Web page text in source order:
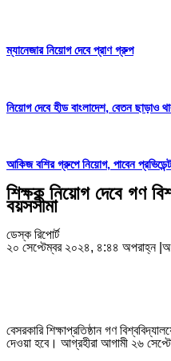
ম্যানেজার নিয়োগ দেবে প্রাণ গ্রুপ
নিয়োগ দেবে হীড বাংলাদেশ, বেতন ছাড়াও
আকিজ বশির গ্রুপে নিয়োগ, পাবেন
শিক্ষক নিয়োগ দেবে গণ
বয়সসীমা
ডেস্ক রিপোর্ট
২০ সেপ্টেম্বর ২০২৪, ৪:৪৪ অপরাহ্ন
বেসরকারি শিক্ষাপ্রতিষ্ঠান গণ
দেওয়া হবে। আগ্রহীরা আগামী ২৬